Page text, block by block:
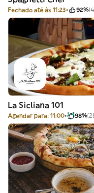
Fechado até às 11:23 92%
La Sicliana 101
Agendar para: 11:00 98%